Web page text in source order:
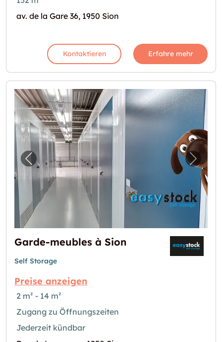
av. de la Gare 36, 1950 Sion
Kontaktieren Erfahre mehr
Vorheriges Bild für "Garde-meubles à Sion"
Garde-meubles à Sion
Self Storage
Preise anzeigen
2 m² - 14 m²
Zugang zu Öffnungszeiten
Jederzeit kündbar